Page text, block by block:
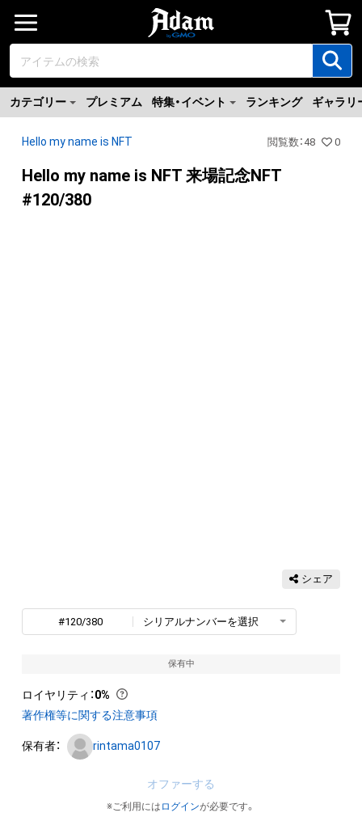
カテゴリー プレミアム 特集・イベント ランキング ギャラリ
Hello my name is NFT 閲覧数 ：48 0
Hello my name is NFT 来場記念NFT
#120/380
シェア
#120/380 シリアルナンバーを選択
保有中
ロイヤリティ ：0%
著作権等に関する注意事項
保有者： rintama0107
オファーする
※ご利用には ログインが必要です。